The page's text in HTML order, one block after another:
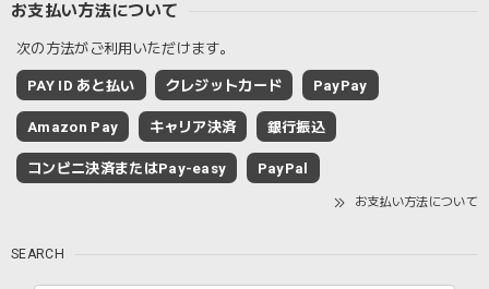
お支払い方法について
次の方法がご利用いただけます。
PAY ID あと払い クレジットカード PayPay
Amazon Pay キャリア決済 銀行振込
コンビニ決済またはPay-easy PayPal
お支払い方法について
SEARCH